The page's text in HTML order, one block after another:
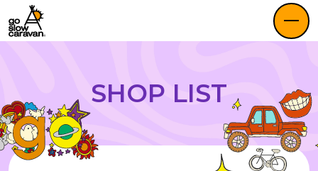
SHOP LIST